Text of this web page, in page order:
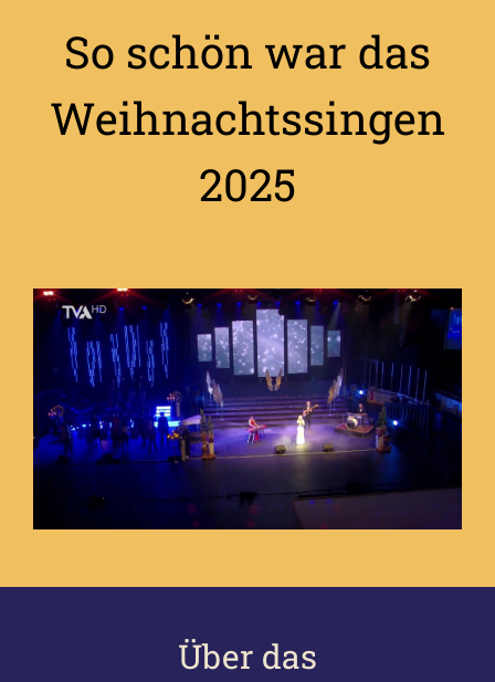
So schön war das
Weihnachtssingen
2025
Über das